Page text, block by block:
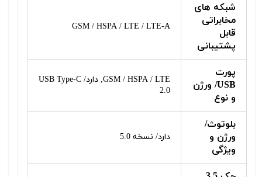
شبکه‌ های
مخابراتی
قابل
پشتیبانی
GSM / HSPA / LTE / LTE-A
پورت
USB/ ورژن
و نوع
GSM / HSPA / LTE, دارد/ USB Type-C
2.0
بلوتوث/
ورژن و
ویژگی
دارد/ نسخه 5.0